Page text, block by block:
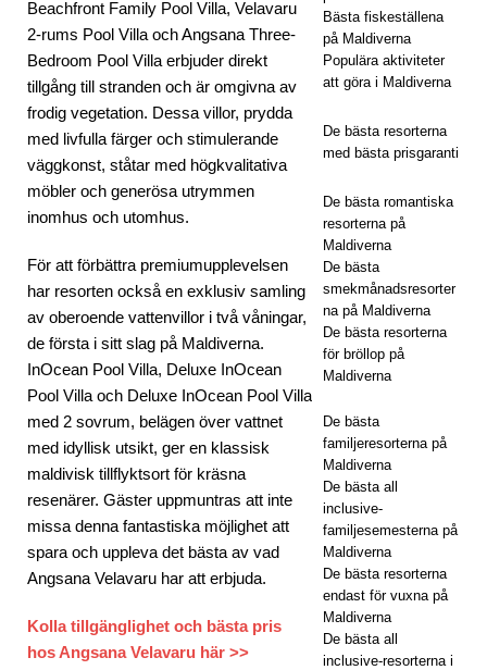
Vakk
Mal
dive
STJ
ÄRN
HOT
H
RES
ER
Beachfront Family Pool Villa, Velavaru
2-rums Pool Villa och Angsana Three-
Bedroom Pool Villa erbjuder direkt
tillgång till stranden och är omgivna av
frodig vegetation. Dessa villor, prydda
med livfulla färger och stimulerande
väggkonst, ståtar med högkvalitativa
möbler och generösa utrymmen
inomhus och utomhus.
För att förbättra premiumupplevelsen
har resorten också en exklusiv samling
av oberoende vattenvillor i två våningar,
de första i sitt slag på Maldiverna.
InOcean Pool Villa, Deluxe InOcean
Pool Villa och Deluxe InOcean Pool Villa
med 2 sovrum, belägen över vattnet
med idyllisk utsikt, ger en klassisk
maldivisk tillflyktsort för kräsna
resenärer. Gäster uppmuntras att inte
missa denna fantastiska möjlighet att
spara och uppleva det bästa av vad
Angsana Velavaru har att erbjuda.
Kolla tillgänglighet och bästa pris
hos Angsana Velavaru här >>
Bästa fiskeställena
på Maldiverna
Populära aktiviteter
att göra i Maldiverna
De bästa resorterna
med bästa prisgaranti
De bästa romantiska
resorterna på
Maldiverna
De bästa
smekmånadsresorter
na på Maldiverna
De bästa resorterna
för bröllop på
Maldiverna
De bästa
familjeresorterna på
Maldiverna
De bästa all
inclusive-
familjesemesterna på
Maldiverna
De bästa resorterna
endast för vuxna på
Maldiverna
De bästa all
inclusive-resorterna i